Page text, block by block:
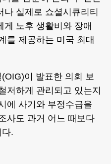
나 실제로 쇼셜시큐리티
게 노후 생활비와 장애
를 제공하는 미국 최대
이 발표한 의회 보
저하게 관리되고 있는지
에 사기와 부정수급을
사도 과거 어느 때보다
.